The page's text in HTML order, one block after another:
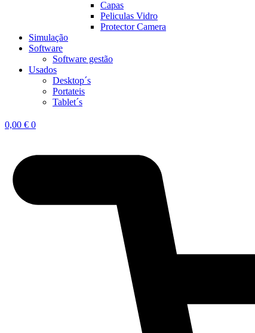
Capas
Peliculas Vidro
Protector Camera
Simulação
Software
Software gestão
Usados
Desktop´s
Portateis
Tablet´s
0,00 € 0